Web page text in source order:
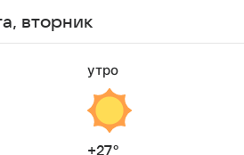
вторник
утро
+27°